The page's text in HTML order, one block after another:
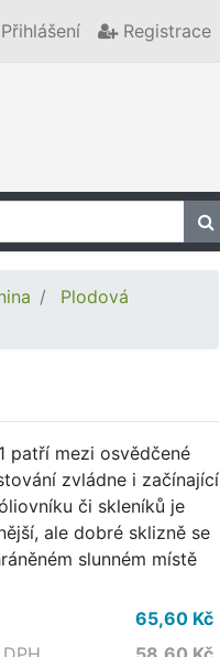
Registrace
Plodová
patří mezi osvědčené
zvládne i začínající
či skleníků je
ale dobré sklizně se
slunném místě
65,60Kč